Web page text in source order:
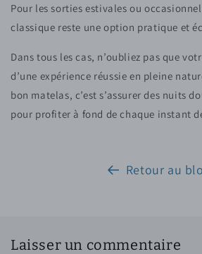
Pour les sorties estivales ou
classique reste une option pratique et
Dans tous les cas, n’oubliez pas que
d’une expérience réussie en pleine
bon matelas, c’est s’assurer des nuits
pour profiter à fond de chaque instant
Retour au
Laisser un commentaire